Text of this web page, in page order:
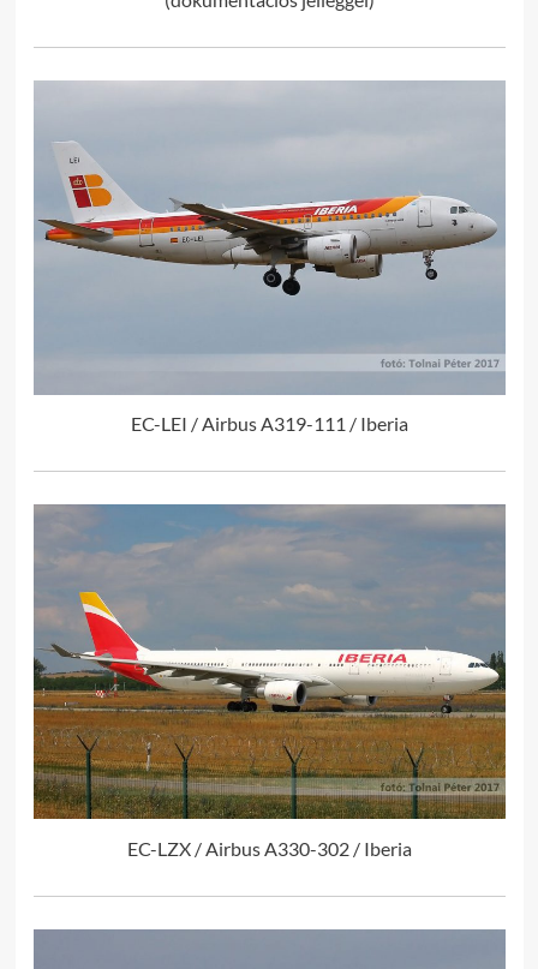
EC-LEI / Airbus A319-111 / Iberia
EC-LZX / Airbus A330-302 / Iberia